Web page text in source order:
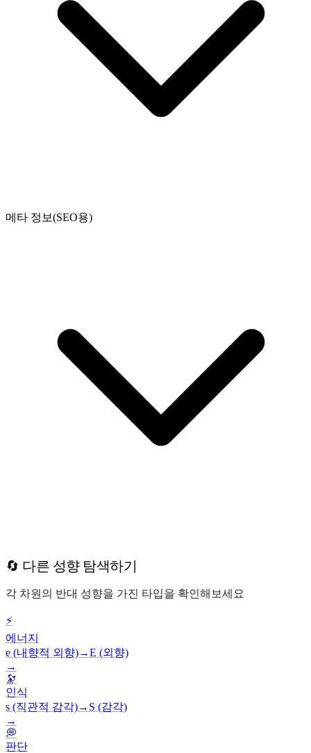
메타 정보(SEO용)
🔄 다른 성향 탐색하기
각 차원의 반대 성향을 가진 타입을 확인해보세요
⚡
에너지
e (내향적 외향)→E (외향)
→
🔭
인식
s (직관적 감각)→ S (감각)
→
💭
판단